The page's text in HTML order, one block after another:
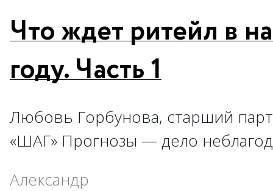
Что ждет ритейл в
году. Часть 1
Любовь Горбунова, старший
«ШАГ» Прогнозы — дело
Александр